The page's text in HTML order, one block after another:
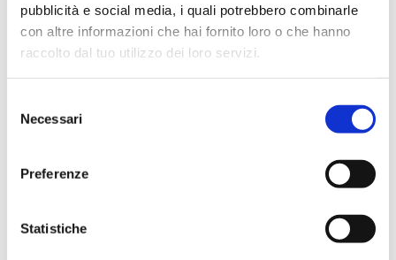
pubblicità e social media, i quali potrebbero combinarle
con altre informazioni che hai fornito loro o che hanno
raccolto dal tuo utilizzo dei loro servizi.
delNecessari
Preferenze
Statistiche
Documentación
Productos alternativos
Pieza de repuesto